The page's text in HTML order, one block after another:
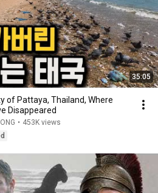
35:05
of Pattaya, Thailand, Where
Disappeared
• 453K views